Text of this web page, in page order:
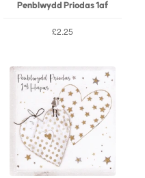
Penblwydd Priodas 1af
£2.25